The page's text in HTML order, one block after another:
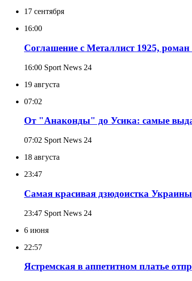
17 сентября
16:00
Соглашение с Металлист 1925,
16:00 Sport News 24
19 августа
07:02
От "Анаконды" до Усика: самые
07:02 Sport News 24
18 августа
23:47
Самая красивая дзюдоистка
23:47 Sport News 24
6 июня
22:57
Ястремская в аппетитном платье